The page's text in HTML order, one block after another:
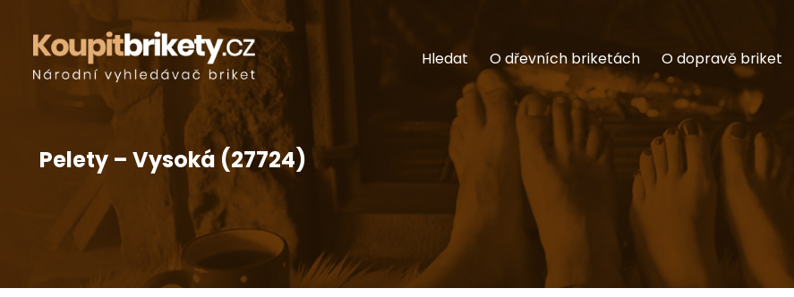
Hledat O dřevních briketách O dopravě briket
Pelety – Vysoká (27724)